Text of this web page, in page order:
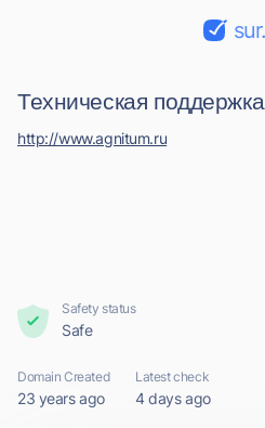
Техническая поддержка
http://www.agnitum.ru
Safety status
Safe
Domain Created
23 years ago
Latest check
4 days ago